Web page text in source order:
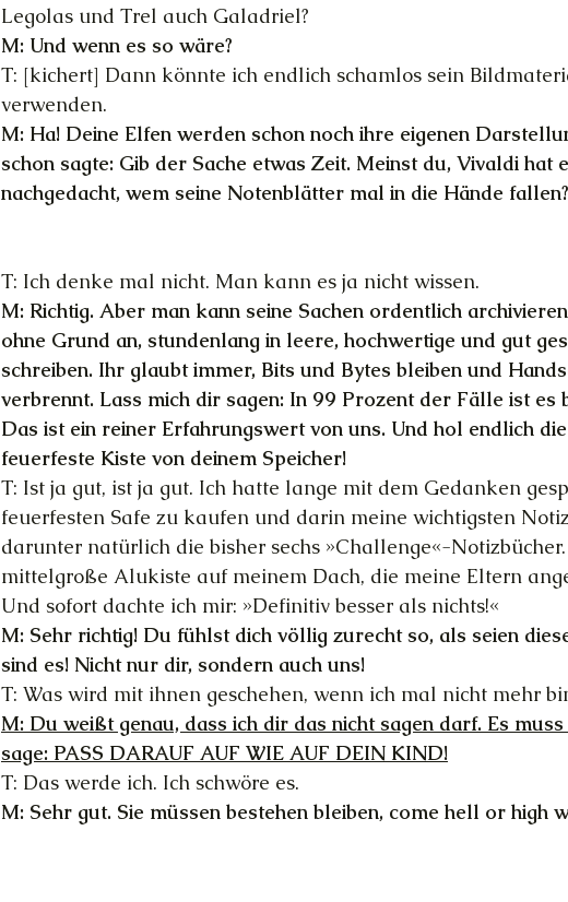
Legolas und Trel auch Galadriel?
M: Und wenn es so wäre?
T: [kichert] Dann könnte ich endlich schamlos sein
verwenden.
M: Ha! Deine Elfen werden schon noch ihre eigenen
schon sagte: Gib der Sache etwas Zeit. Meinst du, Vivaldi hat
nachgedacht, wem seine Notenblätter mal in die Hände fallen?
T: Ich denke mal nicht. Man kann es ja nicht wissen.
M: Richtig. Aber man kann seine Sachen ordentlich
ohne Grund an, stundenlang in leere, hochwertige und gut
schreiben. Ihr glaubt immer, Bits und Bytes bleiben und
verbrennt. Lass mich dir sagen: In 99 Prozent der Fälle ist es
Das ist ein reiner Erfahrungswert von uns. Und hol endlich
feuerfeste Kiste von deinem Speicher!
T: Ist ja gut, ist ja gut. Ich hatte lange mit dem Gedanken
feuerfesten Safe zu kaufen und darin meine wichtigsten
darunter natürlich die bisher sechs »Challenge«-
mittelgroße Alukiste auf meinem Dach, die meine Eltern
Und sofort dachte ich mir: »Definitiv besser als nichts!«
M: Sehr richtig! Du fühlst dich völlig zurecht so, als seien
sind es! Nicht nur dir, sondern auch uns!
T: Was wird mit ihnen geschehen, wenn ich mal nicht mehr
M: Du weißt genau, dass ich dir das nicht sagen darf. Es
sage: PASS DARAUF AUF WIE AUF DEIN KIND!
T: Das werde ich. Ich schwöre es.
M: Sehr gut. Sie müssen bestehen bleiben, come hell or high